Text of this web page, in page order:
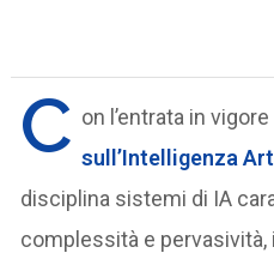
C on l’entrata in vigore
sull’Intelligenza
disciplina sistemi di IA
complessità e